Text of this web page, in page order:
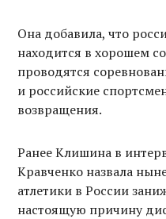
Она добавила, что
находится в хорошем
проводятся
и российские
возвращения.
Ранее Клишина в
Кравченко назвала
атлетики в России
настоящую причину